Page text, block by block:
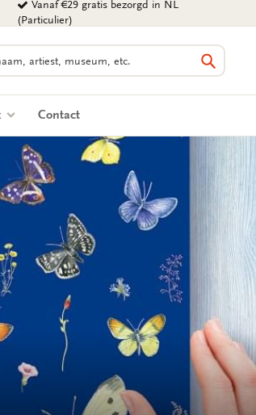
Vanaf €29 gratis bezorgd in NL
(Particulier)
Zoeken
Contact